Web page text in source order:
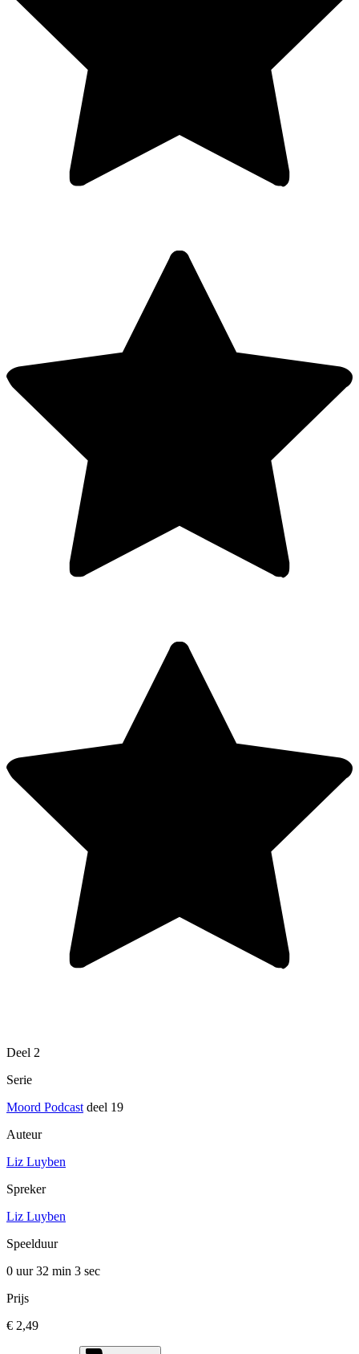
Deel 2
Serie
Moord Podcast deel 19
Auteur
Liz Luyben
Spreker
Liz Luyben
Speelduur
0 uur 32 min 3 sec
Prijs
€ 2,49